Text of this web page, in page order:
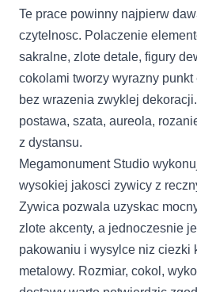
Te prace powinny najpierw
czytelnosc. Polaczenie
sakralne, zlote detale, figury
cokolami tworzy wyrazny
bez wrazenia zwyklej
postawa, szata, aureola,
z dystansu.
Megamonument Studio
wysokiej jakosci zywicy z
Zywica pozwala uzyskac
zlote akcenty, a jednoczesnie
pakowaniu i wysylce niz ciezki
metalowy. Rozmiar, cokol,